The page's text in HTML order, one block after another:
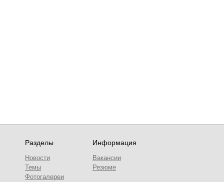
Разделы
Новости
Темы
Фотогалереи
Информация
Вакансии
Резюме